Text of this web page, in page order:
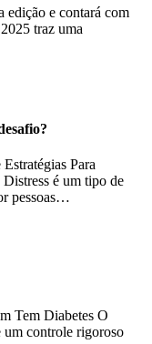
edição e contará com
traz uma
Para
é um tipo de
pessoas…
Tem Diabetes O
um controle rigoroso